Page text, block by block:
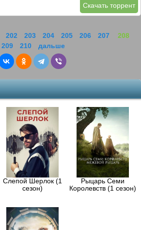
Скачать торрент
202 203 204 205 206 207
208
209
210 дальше
Слепой Шерлок (1
сезон)
Рыцарь Семи
Королевств (1 сезон)